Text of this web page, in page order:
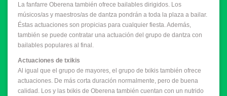
La fanfarre Oberena también ofrece bailables dirigidos. Los
músicos/as y maestros/as de dantza pondrán a toda la plaza a bailar.
Éstas actuaciones son propicias para cualquier fiesta. Además,
también se puede contratar una actuación del grupo de dantza con
bailables populares al final.
Actuaciones de txikis
Al igual que el grupo de mayores, el grupo de txikis también ofrece
actuaciones. De más corta duración normalmente, pero de buena
calidad. Los y las txikis de Oberena también cuentan con un nutrido